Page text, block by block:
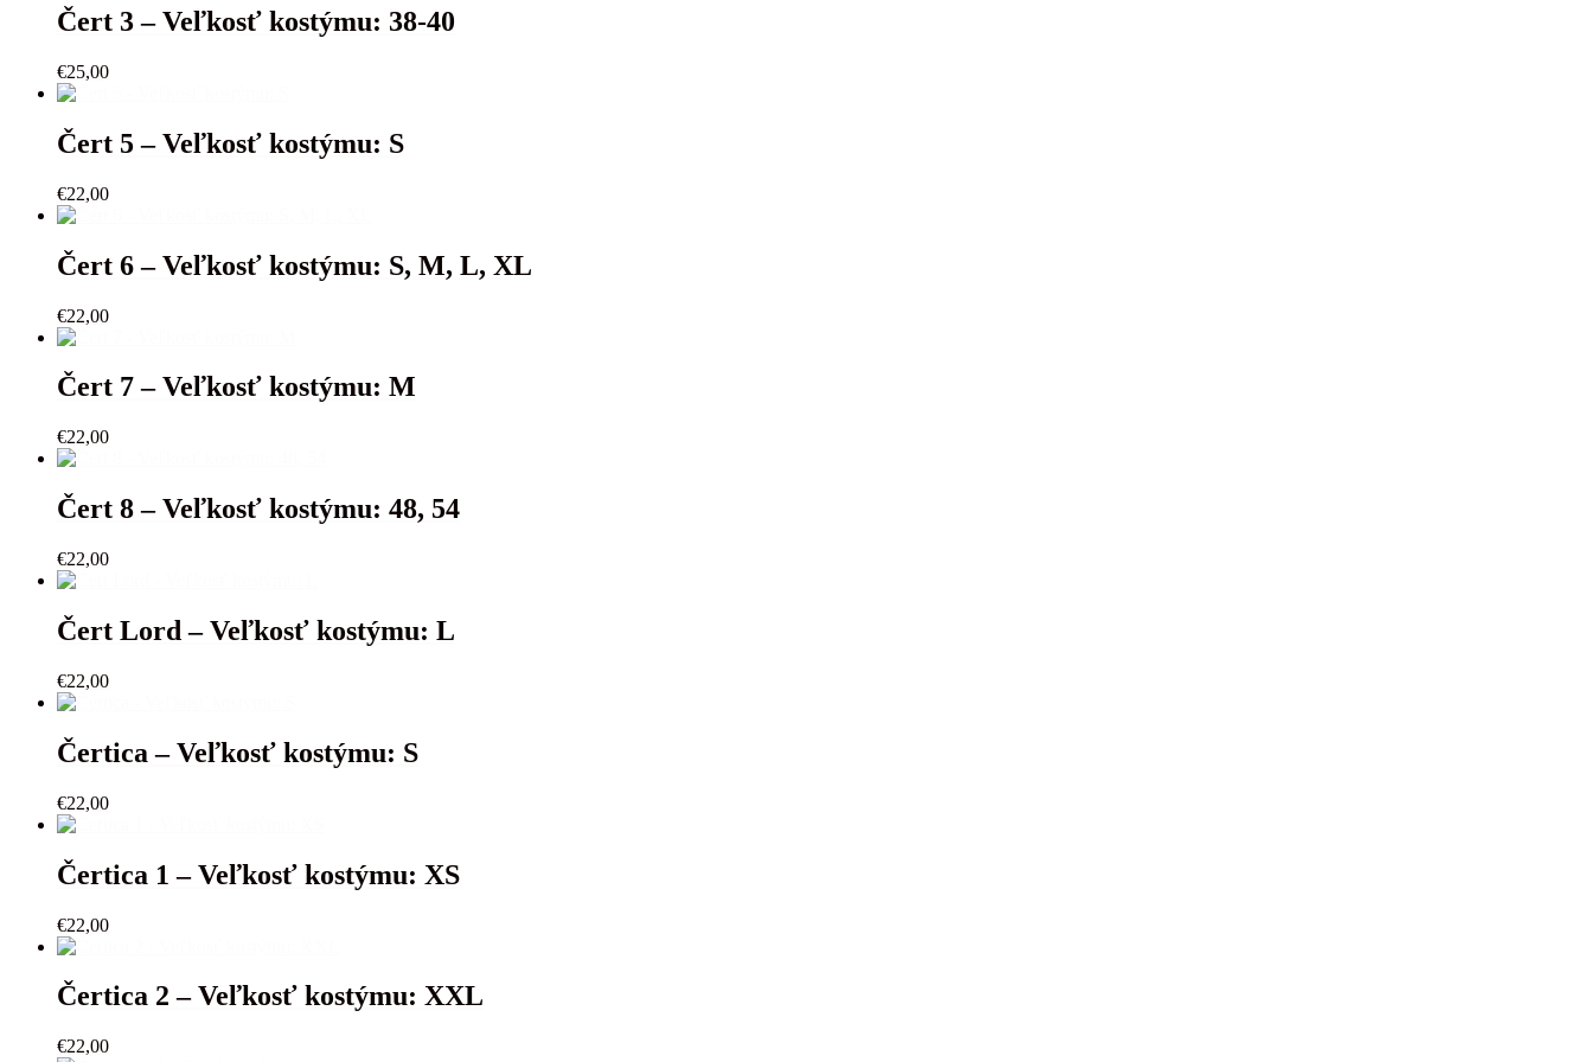
Čert 3 – Veľkosť kostýmu: 38-40
€25,00
Čert 5 – Veľkosť kostýmu: S
€22,00
Čert 6 – Veľkosť kostýmu: S, M, L, XL
€22,00
Čert 7 – Veľkosť kostýmu: M
€22,00
Čert 8 – Veľkosť kostýmu: 48, 54
€22,00
Čert Lord – Veľkosť kostýmu: L
€22,00
Čertica – Veľkosť kostýmu: S
€22,00
Čertica 1 – Veľkosť kostýmu: XS
€22,00
Čertica 2 – Veľkosť kostýmu: XXL
€22,00